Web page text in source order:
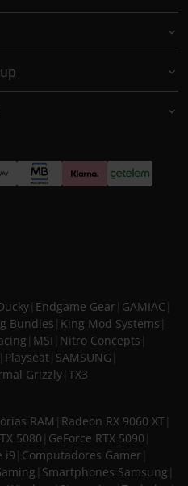
Endgame Gear GAMIAC
Bundles King Mod Systems
MSI Nitro Concepts
Playseat SAMSUNG
Grizzly TX3
RAM Radeon RX 9060 XT
5080 GeForce RTX 5090
i9 Computadores Gamer
Smartphones Samsung